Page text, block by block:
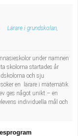
Lärare i grundskolan,
under namnen
skolorna startades år
och sju
en lärare i matematik
ges något unikt – en
individuella mål och